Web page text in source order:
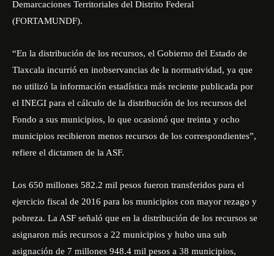
Demarcaciones Territoriales del Distrito Federal
(FORTAMUNDF).
“En la distribución de los recursos, el Gobierno del Estado de
Tlaxcala incurrió en inobservancias de la normatividad, ya que
no utilizó la información estadística más reciente publicada por
el INEGI para el cálculo de la distribución de los recursos del
Fondo a sus municipios, lo que ocasionó que treinta y ocho
municipios recibieron menos recursos de los correspondientes”,
refiere el dictamen de la ASF.
Los 650 millones 582.2 mil pesos fueron transferidos para el
ejercicio fiscal de 2016 para los municipios con mayor rezago y
pobreza. La ASF señaló que en la distribución de los recursos se
asignaron más recursos a 22 municipios y hubo una sub
asignación de 7 millones 948.4 mil pesos a 38 municipios,